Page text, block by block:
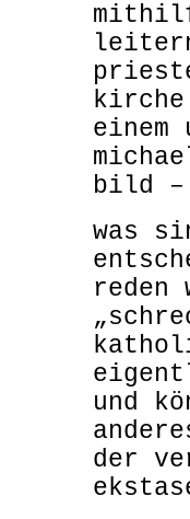
einem
bild –
was
reden
und
der